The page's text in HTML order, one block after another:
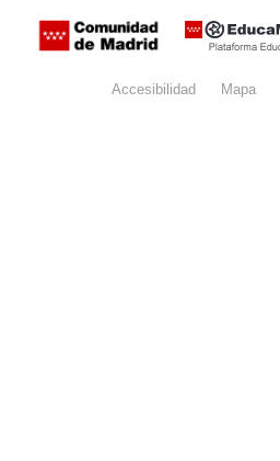
Accesibilidad Mapa